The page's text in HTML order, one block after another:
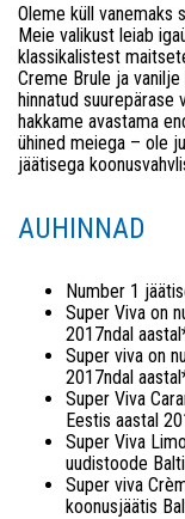
Oleme küll vanemaks
Meie valikust leiab
klassikalistest
Creme Brule ja
hinnatud suurepärase
hakkame avastama
ühined meiega – ole
jäätisega
AUHINNAD
Number 1
Super Viva on
2017ndal
Super viva on
2017ndal
Super Viva
Eestis aastal
Super Viva
uudistoode
Super viva
koonusjäätis